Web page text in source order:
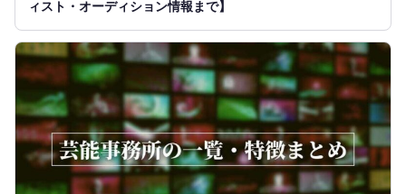
ィスト・オーディション情報まで】